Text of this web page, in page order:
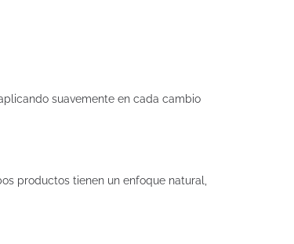
suavemente en cada cambio
productos tienen un enfoque natural,